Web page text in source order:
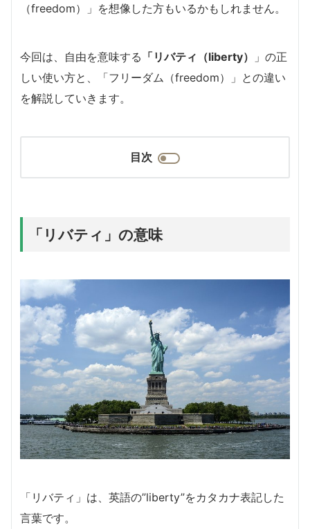
（freedom）」を想像した方もいるかもしれません。
今回は、自由を意味する 「リバティ（liberty）
」の正
しい使い方と、「フリーダム（freedom）」との違い
を解説していきます。
目次
「リバティ」の意味
「リバティ」は、英語の”liberty”をカタカナ表記した
言葉です。